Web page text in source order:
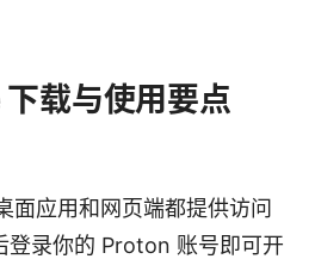
载与使用要点
面应用和网页端都提供访问
登录你的 Proton 账号即可开